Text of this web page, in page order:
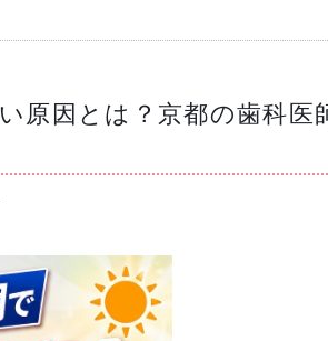
原因とは？京都の歯科医